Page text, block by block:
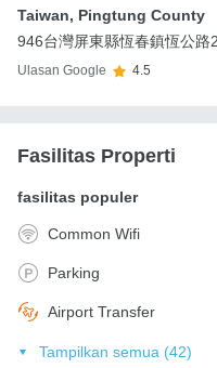
Taiwan, Pingtung County
946台灣屏東縣恆春鎮恆公路
Ulasan Google 4.5
Fasilitas Properti
fasilitas populer
Common Wifi
Parking
Airport Transfer
Tampilkan semua (42)